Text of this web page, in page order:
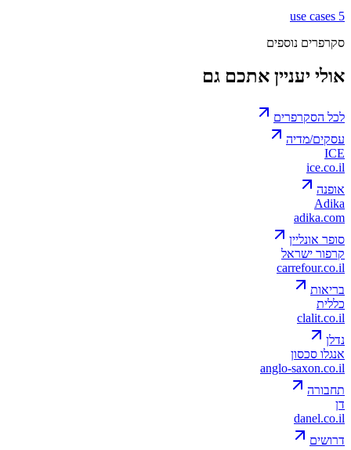
5
סקרפרים נוספים
אולי יעניין אתכם גם
לכל הסקרפרים
עסקים/מדיה
ICE
ice.co.il
אופנה
Adika
adika.com
סופר אונליין
קרפור ישראל
carrefour.co.il
בריאות
כללית
clalit.co.il
נדלן
אנגלו סכסון
anglo-saxon.co.il
תחבורה
דן
danel.co.il
דרושים